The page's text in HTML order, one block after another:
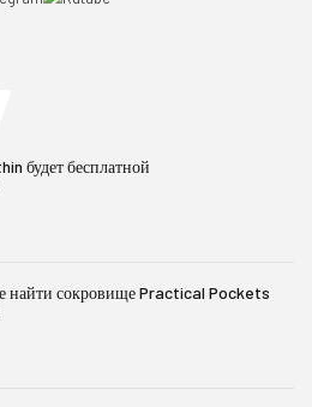
будет бесплатной
найти сокровище Practical Pockets